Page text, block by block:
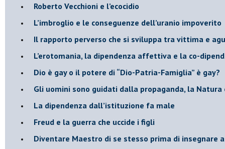
​Roberto Vecchioni e l’ecocidio
​L’imbroglio e le conseguenze dell’uranio impoverito
​Il rapporto perverso che si sviluppa tra vittima e
L’erotomania, la dipendenza affettiva e la co-
​Dio è gay o il potere di “Dio-Patria-Famiglia” è gay?
​Gli uomini sono guidati dalla propaganda, la
La dipendenza dall’istituzione fa male
​Freud e la guerra che uccide i figli
​Diventare Maestro di se stesso prima di insegnare